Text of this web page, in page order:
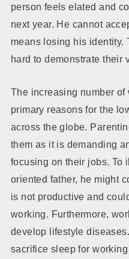
person feels elated and
next year. He cannot
means losing his identity.
hard to demonstrate their
The increasing number
primary reasons for the
across the globe.
them as it is demanding
focusing on their jobs. To
oriented father, he might
is not productive and
working. Furthermore,
develop lifestyle
sacrifice sleep for